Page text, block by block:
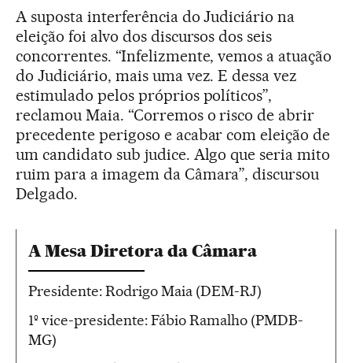
A suposta interferência do Judiciário na
eleição foi alvo dos discursos dos seis
concorrentes. “Infelizmente, vemos a atuação
do Judiciário, mais uma vez. E dessa vez
estimulado pelos próprios políticos”,
reclamou Maia. “Corremos o risco de abrir
precedente perigoso e acabar com eleição de
um candidato sub judice. Algo que seria mito
ruim para a imagem da Câmara”, discursou
Delgado.
A Mesa Diretora da Câmara
Presidente: Rodrigo Maia (DEM-RJ)
1º vice-presidente: Fábio Ramalho (PMDB-
MG)